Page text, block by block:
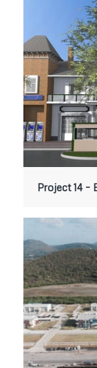
Project 14 –